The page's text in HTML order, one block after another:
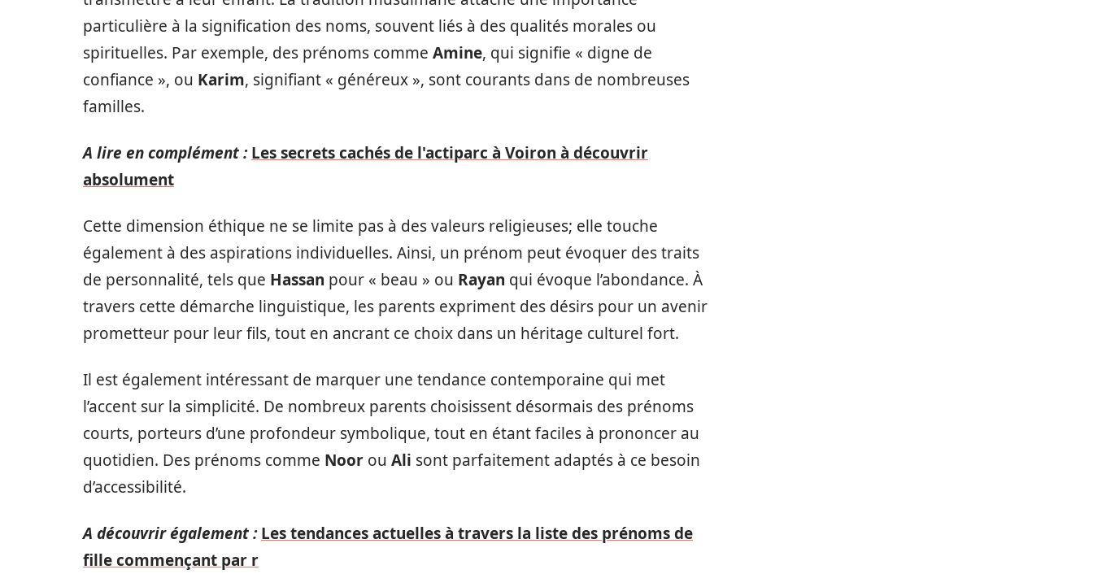
particulière à la signification des noms, souvent liés à des qualités morales ou
spirituelles. Par exemple, des prénoms comme Amine, qui signifie « digne de
confiance », ou Karim, signifiant « généreux », sont courants dans de nombreuses
familles.
A lire en complément : Les secrets cachés de l'actiparc à Voiron à découvrir
absolument
Cette dimension éthique ne se limite pas à des valeurs religieuses; elle touche
également à des aspirations individuelles. Ainsi, un prénom peut évoquer des traits
de personnalité, tels que Hassan pour « beau » ou Rayan qui évoque l’abondance. À
travers cette démarche linguistique, les parents expriment des désirs pour un avenir
prometteur pour leur fils, tout en ancrant ce choix dans un héritage culturel fort.
Il est également intéressant de marquer une tendance contemporaine qui met
l’accent sur la simplicité. De nombreux parents choisissent désormais des prénoms
courts, porteurs d’une profondeur symbolique, tout en étant faciles à prononcer au
quotidien. Des prénoms comme Noor ou Ali sont parfaitement adaptés à ce besoin
d’accessibilité.
A découvrir également : Les tendances actuelles à travers la liste des prénoms de
fille commençant par r